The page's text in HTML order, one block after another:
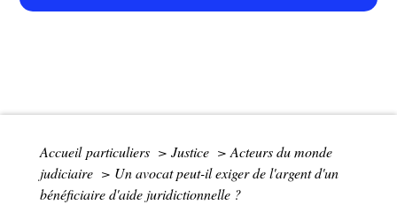
Accueil particuliers > Justice > Acteurs du monde
judiciaire > Un avocat peut-il exiger de l'argent d'un
bénéficiaire d'aide juridictionnelle ?